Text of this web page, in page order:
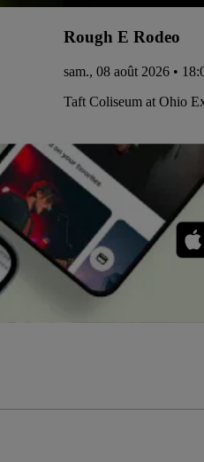
Rough E Rodeo
sam., 08 août 2026 •
Taft Coliseum at Ohio